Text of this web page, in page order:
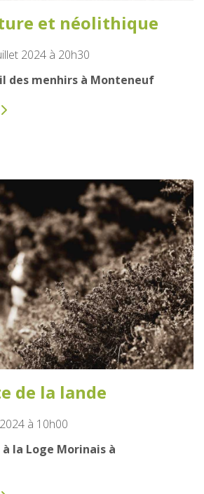
et néolithique
2024 à 20h30
des menhirs à Monteneuf
de la lande
à 10h00
à la Loge Morinais à